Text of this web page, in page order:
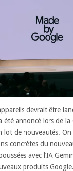
devrait être
été annoncé lors de la
lot de nouveautés. On
concrètes du
avec l’IA
produits Google.